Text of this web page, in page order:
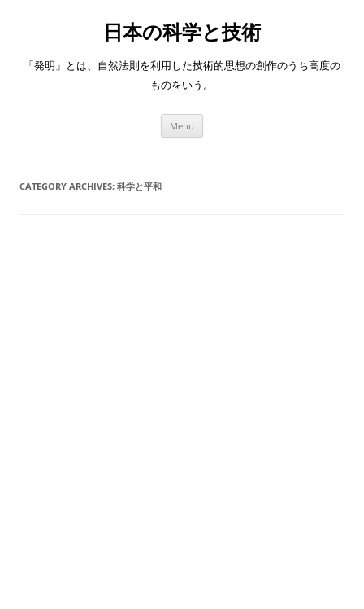
日本の科学と技術
「発明」とは、自然法則を利用した技術的思想の創作のうち高度の
ものをいう。
Menu
CATEGORY ARCHIVES: 科学と平和